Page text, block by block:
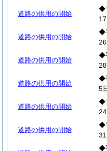
道路の供用の開始
◆
道路の供用の開始
◆
道路の供用の開始
◆
道路の供用の開始
◆
5
道路の供用の開始
◆
道路の供用の開始
◆
◆